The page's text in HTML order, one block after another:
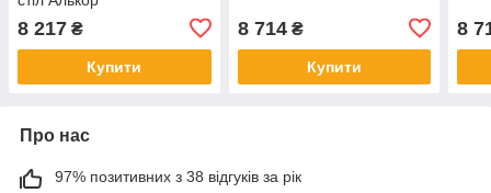
8 217 ₴
Купити
8 714₴
Купити
8
Про нас
97% позитивних з 38 відгуків за рік